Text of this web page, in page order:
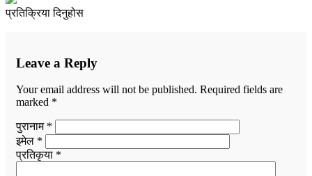
प्रतिक्रिया दिनुहोस
Leave a Reply
Your email address will not be published. Required fields are
marked *
पुरानाम *
इमेल *
प्रतिकृया *